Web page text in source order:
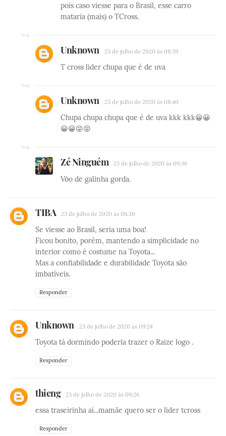
pois caso viesse para o Brasil, esse carro
mataria (mais) o TCross.
Unknown 23 de julho de 2020 às 08:39
T cross lider chupa que é de uva
Unknown 23 de julho de 2020 às 08:40
Chupa chupa chupa que é de uva kkk kkk😀😀
😀😀😝😝
Zé Ninguém 23 de julho de 2020 às 09:36
Vôo de galinha gorda.
TIBA 23 de julho de 2020 às 08:30
Se viesse ao Brasil, seria uma boa!
Ficou bonito, porém, mantendo a simplicidade no
interior como é costume na Toyota...
Mas a confiabilidade e durabilidade Toyota são
imbatíveis.
Responder
Unknown 23 de julho de 2020 às 09:24
Toyota tá dormindo poderia trazer o Raize logo .
Responder
thieng 23 de julho de 2020 às 09:26
essa traseirinha ai...mamãe quero ser o lider tcross
Responder